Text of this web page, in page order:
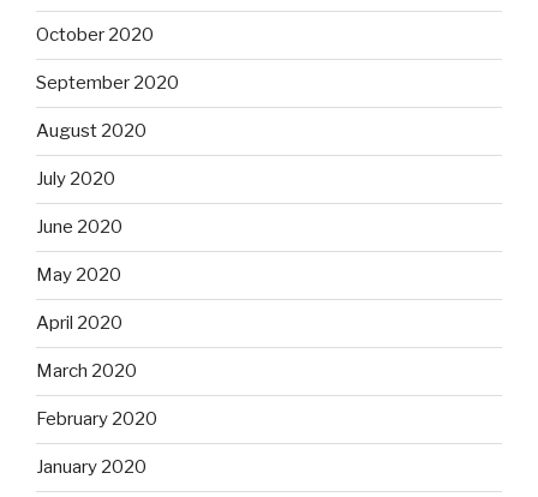
October 2020
September 2020
August 2020
July 2020
June 2020
May 2020
April 2020
March 2020
February 2020
January 2020